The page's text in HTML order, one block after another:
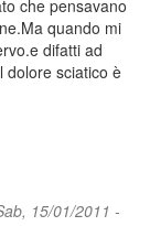
che pensavano
quando mi
difatti ad
dolore sciatico è
15/01/2011 -